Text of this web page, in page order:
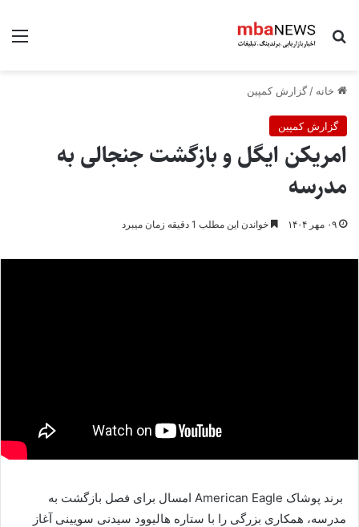
جستجو برای
خانه / گزارش کمپین
گزارش کمپین
امریکن ایگل و بازگشت جنجالی به
مدرسه
۰۹ مهر ۱۴۰۴ خواندن این مطلب 1 دقیقه زمان میبرد
برند پوشاک American Eagle امسال برای فصل بازگشت به
مدرسه، همکاری بزرگی را با ستاره هالیوود سیدنی سویینی آغاز